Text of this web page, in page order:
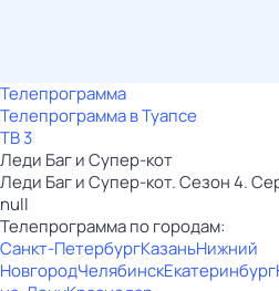
Телепрограмма
Телепрограмма в Туапсе
ТВ 3
Леди Баг и Супер-кот
Леди Баг и Супер-кот. Сезон 4.
null
Телепрограмма по городам:
Санкт-ПетербургКазаньНижний
НовгородЧелябинскЕкатеринбург